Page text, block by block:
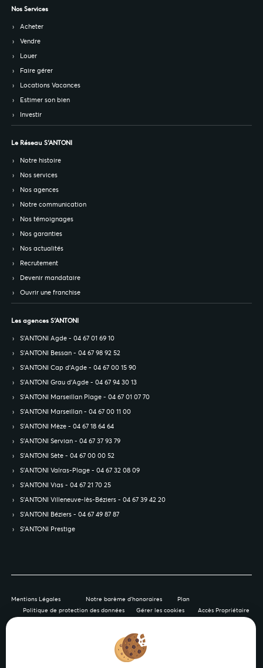
Nos Services
Acheter
Vendre
Louer
Faire gérer
Locations Vacances
Estimer son bien
Investir
Le Réseau S’ANTONI
Notre histoire
Nos services
Nos agences
Notre communication
Nos témoignages
Nos garanties
Nos actualités
Recrutement
Devenir mandataire
Ouvrir une franchise
Les agences S’ANTONI
S’ANTONI Agde - 04 67 01 69 10
S’ANTONI Bessan - 04 67 98 92 52
S’ANTONI Cap d'Agde - 04 67 00 15 90
S’ANTONI Grau d'Agde - 04 67 94 30 13
S’ANTONI Marseillan Plage - 04 67 01 07 70
S’ANTONI Marseillan - 04 67 00 11 00
S’ANTONI Mèze - 04 67 18 64 64
S’ANTONI Servian - 04 67 37 93 79
S’ANTONI Sète - 04 67 00 00 52
S’ANTONI Valras-Plage - 04 67 32 08 09
S’ANTONI Vias - 04 67 21 70 25
S’ANTONI Villeneuve-lès-Béziers - 04 67 39 42 20
S’ANTONI Béziers - 04 67 49 87 87
S’ANTONI Prestige
Mentions Légales Notre barème d'honoraires
Plan
Politique de protection des données
Gérer les cookies Accès Propriétaire